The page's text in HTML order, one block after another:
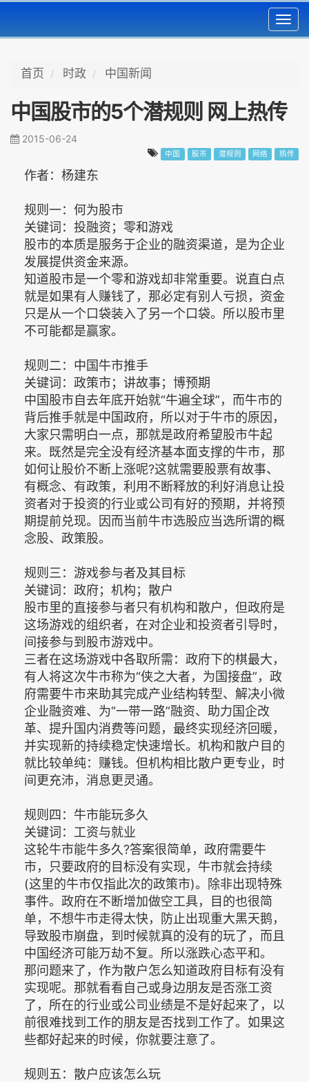
首页 时政 中国新闻
中国股市的5个潜规则 网上热传
2015-06-24
中国 股市 潜规则 网络 热传
作者：杨建东
规则一：何为股市
关键词：投融资；零和游戏
股市的本质是服务于企业的融资渠道，是为企业
发展提供资金来源。
知道股市是一个零和游戏却非常重要。说直白点
就是如果有人赚钱了，那必定有别人亏损，资金
只是从一个口袋装入了另一个口袋。所以股市里
不可能都是赢家。
规则二：中国牛市推手
关键词：政策市；讲故事；博预期
中国股市自去年底开始就“牛遍全球”，而牛市的
背后推手就是中国政府，所以对于牛市的原因，
大家只需明白一点，那就是政府希望股市牛起
来。既然是完全没有经济基本面支撑的牛市，那
如何让股价不断上涨呢?这就需要股票有故事、
有概念、有政策，利用不断释放的利好消息让投
资者对于投资的行业或公司有好的预期，并将预
期提前兑现。因而当前牛市选股应当选所谓的概
念股、政策股。
规则三：游戏参与者及其目标
关键词：政府；机构；散户
股市里的直接参与者只有机构和散户，但政府是
这场游戏的组织者，在对企业和投资者引导时，
间接参与到股市游戏中。
三者在这场游戏中各取所需：政府下的棋最大，
有人将这次牛市称为“侠之大者，为国接盘”，政
府需要牛市来助其完成产业结构转型、解决小微
企业融资难、为“一带一路”融资、助力国企改
革、提升国内消费等问题，最终实现经济回暖，
并实现新的持续稳定快速增长。机构和散户目的
就比较单纯：赚钱。但机构相比散户更专业，时
间更充沛，消息更灵通。
规则四：牛市能玩多久
关键词：工资与就业
这轮牛市能牛多久?答案很简单，政府需要牛
市，只要政府的目标没有实现，牛市就会持续
(这里的牛市仅指此次的政策市)。除非出现特殊
事件。政府在不断增加做空工具，目的也很简
单，不想牛市走得太快，防止出现重大黑天鹅，
导致股市崩盘，到时候就真的没有的玩了，而且
中国经济可能万劫不复。所以涨跌心态平和。
那问题来了，作为散户怎么知道政府目标有没有
实现呢。那就看看自己或身边朋友是否涨工资
了，所在的行业或公司业绩是不是好起来了，以
前很难找到工作的朋友是否找到工作了。如果这
些都好起来的时候，你就要注意了。
规则五：散户应该怎么玩